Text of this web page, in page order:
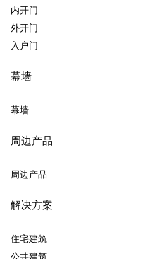
内开门
外开门
入户门
幕墙
幕墙
周边产品
周边产品
解决方案
住宅建筑
公共建筑